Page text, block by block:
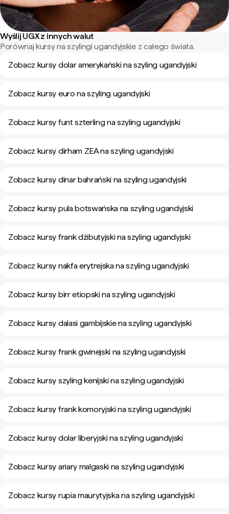
Wyślij UGX z innych walut
Porównaj kursy na szylingi ugandyjskie z całego świata.
Zobacz kursy dolar amerykański na szyling ugandyjski
Zobacz kursy euro na szyling ugandyjski
Zobacz kursy funt szterling na szyling ugandyjski
Zobacz kursy dirham ZEA na szyling ugandyjski
Zobacz kursy dinar bahrański na szyling ugandyjski
Zobacz kursy pula botswańska na szyling ugandyjski
Zobacz kursy frank dżibutyjski na szyling ugandyjski
Zobacz kursy nakfa erytrejska na szyling ugandyjski
Zobacz kursy birr etiopski na szyling ugandyjski
Zobacz kursy dalasi gambijskie na szyling ugandyjski
Zobacz kursy frank gwinejski na szyling ugandyjski
Zobacz kursy szyling kenijski na szyling ugandyjski
Zobacz kursy frank komoryjski na szyling ugandyjski
Zobacz kursy dolar liberyjski na szyling ugandyjski
Zobacz kursy ariary malgaski na szyling ugandyjski
Zobacz kursy rupia maurytyjska na szyling ugandyjski